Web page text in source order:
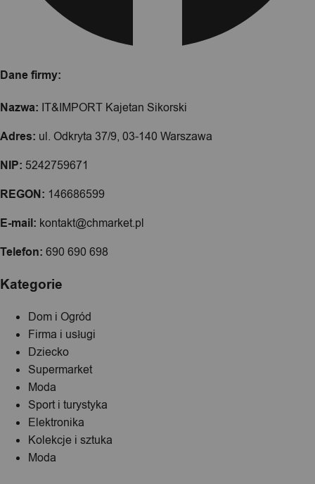
Dane firmy:
Nazwa: IT&IMPORT Kajetan Sikorski
Adres: ul. Odkryta 37/9, 03-140 Warszawa
NIP: 5242759671
REGON: 146686599
E-mail: kontakt@chmarket.pl
Telefon: 690 690 698
Kategorie
Dom i Ogród
Firma i usługi
Dziecko
Supermarket
Moda
Sport i turystyka
Elektronika
Kolekcje i sztuka
Moda